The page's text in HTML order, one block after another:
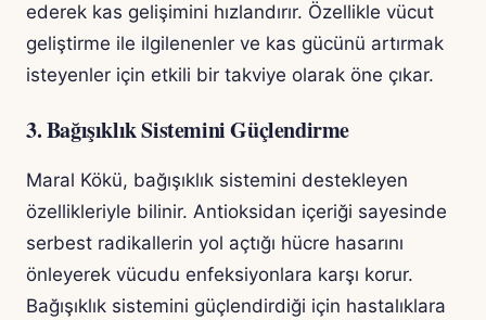
ederek kas gelişimini hızlandırır. Özellikle vücut
geliştirme ile ilgilenenler ve kas gücünü artırmak
isteyenler için etkili bir takviye olarak öne çıkar.
3. Bağışıklık Sistemini Güçlendirme
Maral Kökü, bağışıklık sistemini destekleyen
özellikleriyle bilinir. Antioksidan içeriği sayesinde
serbest radikallerin yol açtığı hücre hasarını
önleyerek vücudu enfeksiyonlara karşı korur.
Bağışıklık sistemini güçlendirdiği için hastalıklara